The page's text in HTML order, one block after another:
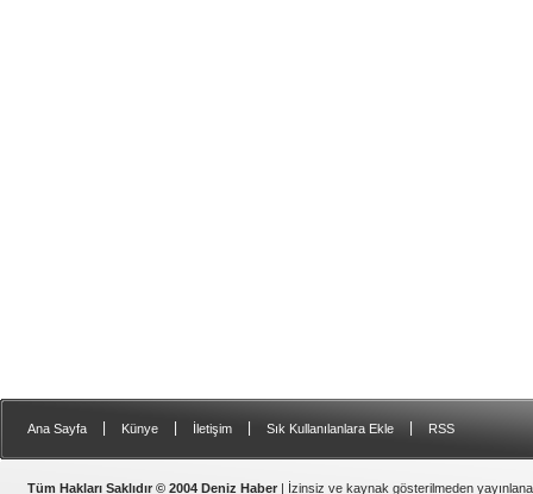
Ana Sayfa Künye İletişim Sık Kullanılanlara Ekle RSS
Tüm Hakları Saklıdır © 2004 Deniz Haber | İzinsiz ve kaynak gösterilmeden